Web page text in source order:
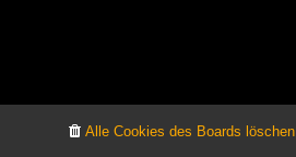
Alle Cookies des Boards löschen